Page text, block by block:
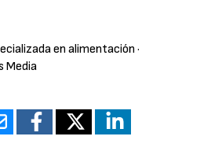
en alimentación ·
Media